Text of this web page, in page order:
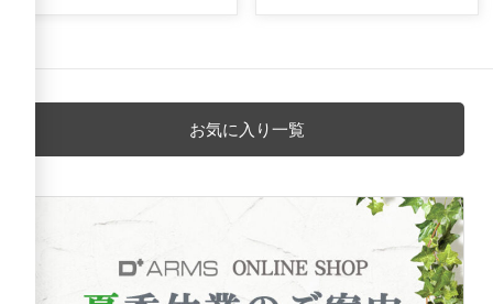
お気に入り一覧